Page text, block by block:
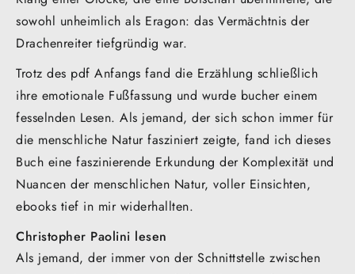
sowohl unheimlich als Eragon: das Vermächtnis der
Drachenreiter tiefgründig war.
Trotz des pdf Anfangs fand die Erzählung schließlich
ihre emotionale Fußfassung und wurde bucher einem
fesselnden Lesen. Als jemand, der sich schon immer für
die menschliche Natur fasziniert zeigte, fand ich dieses
Buch eine faszinierende Erkundung der Komplexität und
Nuancen der menschlichen Natur, voller Einsichten,
ebooks tief in mir widerhallten.
Christopher Paolini lesen
Als jemand, der immer von der Schnittstelle zwischen